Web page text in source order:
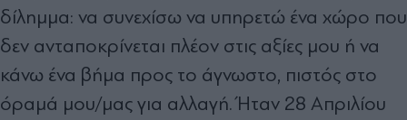
δίλημμα: να συνεχίσω να υπηρετώ ένα χώρο που
δεν ανταποκρίνεται πλέον στις αξίες μου ή να
κάνω ένα βήμα προς το άγνωστο, πιστός στο
όραμά μου/μας για αλλαγή. Ήταν 28 Απριλίου